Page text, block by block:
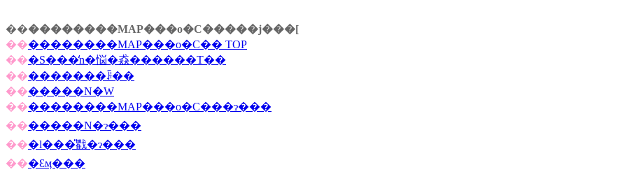
����������MAP���o�C�����j���[
����������MAP���o�C�� TOP
���S���̒n�悩�猋������T��
���������ꌟ��
�������N�W
����������MAP���o�C���ɂ���
�������N�ɂ���
���l���̎戵�ɂ���
���Ɛӎ���